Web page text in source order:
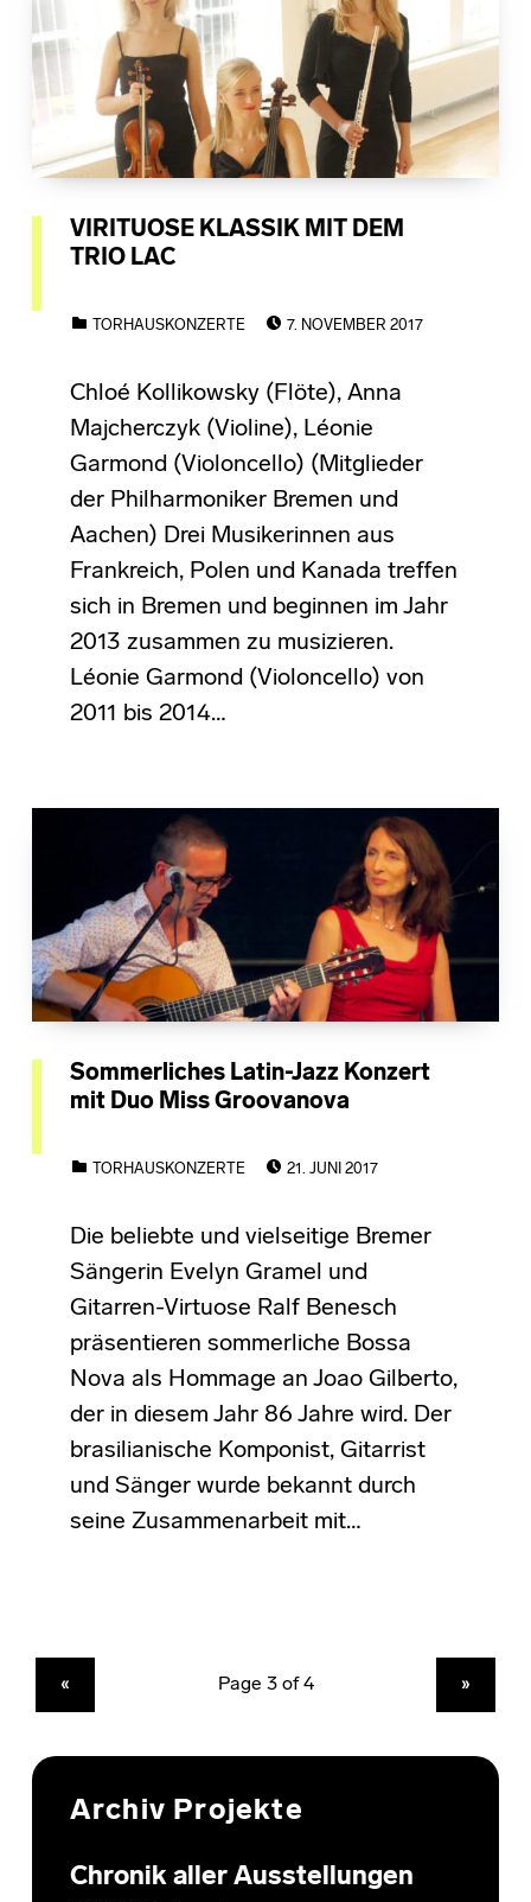
VIRITUOSE KLASSIK MIT DEM
TRIO LAC
TORHAUSKONZERTE
7. NOVEMBER 2017
Chloé Kollikowsky (Flöte), Anna
Majcherczyk (Violine), Léonie
Garmond (Violoncello) (Mitglieder
der Philharmoniker Bremen und
Aachen) Drei Musikerinnen aus
Frankreich, Polen und Kanada treffen
sich in Bremen und beginnen im Jahr
2013 zusammen zu musizieren.
Léonie Garmond (Violoncello) von
2011 bis 2014…
Sommerliches Latin-Jazz Konzert
mit Duo Miss Groovanova
TORHAUSKONZERTE
21. JUNI 2017
Die beliebte und vielseitige Bremer
Sängerin Evelyn Gramel und
Gitarren-Virtuose Ralf Benesch
präsentieren sommerliche Bossa
Nova als Hommage an Joao Gilberto,
der in diesem Jahr 86 Jahre wird. Der
brasilianische Komponist, Gitarrist
und Sänger wurde bekannt durch
seine Zusammenarbeit mit…
« »
Archiv Projekte
Chronik aller Ausstellungen